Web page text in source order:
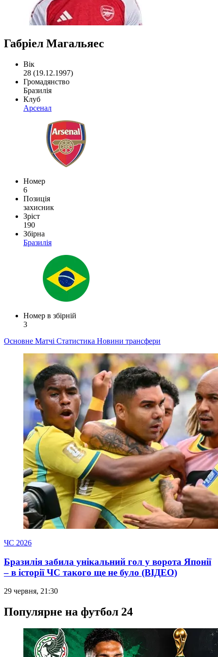
Габріел Магальяес
Вік
28 (19.12.1997)
Громадянство
Бразилія
Клуб
Арсенал
Номер
6
Позиція
захисник
Зріст
190
Збірна
Бразилія
Номер в збірній
3
Основне Матчі Статистика Новини трансфери
ЧС 2026
Бразилія забила унікальний гол у ворота Японії
– в історії ЧС такого ще не було (ВІДЕО)
29 червня, 21:30
Популярне на футбол 24